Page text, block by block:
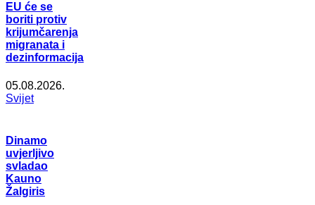
EU će se
boriti protiv
krijumčarenja
migranata i
dezinformacija
05.08.2026.
Svijet
Dinamo
uvjerljivo
svladao
Kauno
Žalgiris